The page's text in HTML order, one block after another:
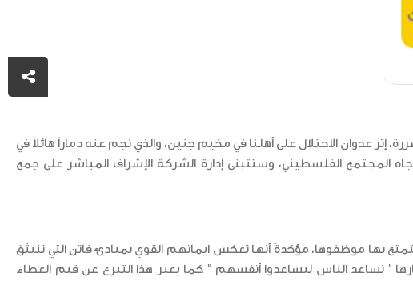
عدوان الاحتلال على أهلنا في مخيم جنين، والذي نجم عنه دماراً هائلاً في
المجتمع الفلسطيني، وستتبنى إدارة الشركة الإشراف المباشر على جمع
بها موظفوها، مؤكدةً أنها تعكس ايمانهم القوي بمبادئ فاتن التي تنبثق
" نساعد الناس ليساعدوا أنفسهم " كما يعبر هذا التبرع عن قيم العطاء